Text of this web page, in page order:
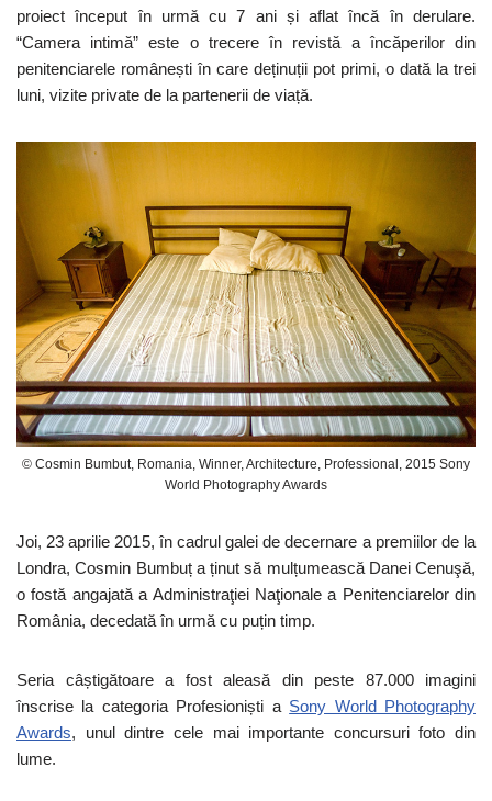
proiect început în urmă cu 7 ani și aflat încă în derulare.
“Camera intimă” este o trecere în revistă a încăperilor din
penitenciarele românești în care deținuții pot primi, o dată la trei
luni, vizite private de la partenerii de viață.
© Cosmin Bumbut, Romania, Winner, Architecture, Professional, 2015 Sony
World Photography Awards
Joi, 23 aprilie 2015, în cadrul galei de decernare a premiilor de la
Londra, Cosmin Bumbuț a ținut să mulțumească Danei Cenuşă,
o fostă angajată a Administraţiei Naţionale a Penitenciarelor din
România, decedată în urmă cu puțin timp.
Seria câștigătoare a fost aleasă din peste 87.000 imagini
înscrise la categoria Profesioniști a Sony World Photography
Awards, unul dintre cele mai importante concursuri foto din
lume.